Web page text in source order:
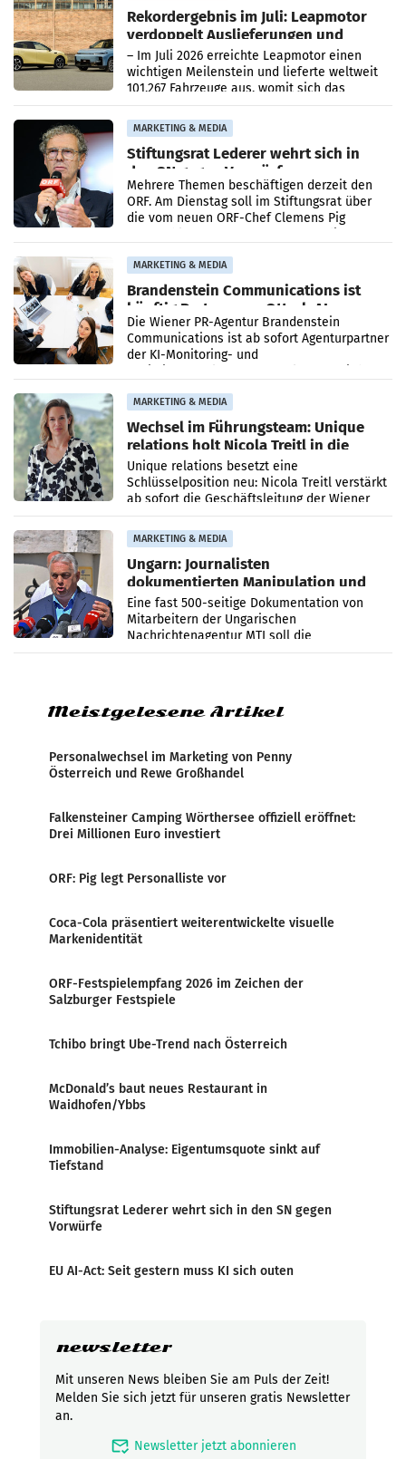
Rekordergebnis im Juli: Leapmotor
verdoppelt Auslieferungen und
überschreitet die 100.000er-Marke
– Im Juli 2026 erreichte Leapmotor einen
wichtigen Meilenstein und lieferte weltweit
101.267 Fahrzeuge aus, womit sich das
Ergebnis gegenüber Juli 2025 mehr als
verdoppelte (+102
MARKETING & MEDIA
Stiftungsrat Lederer wehrt sich in
den SN gegen Vorwürfe
Mehrere Themen beschäftigen derzeit den
ORF. Am Dienstag soll im Stiftungsrat über
die vom neuen ORF-Chef Clemens Pig
MARKETING & MEDIA
Brandenstein Communications ist
künftig Partner von OtterlyAI
Die Wiener PR-Agentur Brandenstein
Communications ist ab sofort Agenturpartner
der KI-Monitoring- und
MARKETING & MEDIA
Wechsel im Führungsteam: Unique
relations holt Nicola Treitl in die
Geschäftsleitung
Unique relations besetzt eine
Schlüsselposition neu: Nicola Treitl verstärkt
ab sofort die Geschäftsleitung der Wiener
PR-Agentur an der Seite von Josef Kalina und
Anna Kalina-Mahr.
MARKETING & MEDIA
Ungarn: Journalisten
dokumentierten Manipulation und
Zensur
Eine fast 500-seitige Dokumentation von
Mitarbeitern der Ungarischen
Nachrichtenagentur MTI soll die
systematische Nachrichten-Manipulation und
Meistgelesene Artikel
Personalwechsel im Marketing von Penny
Österreich und Rewe Großhandel
Falkensteiner Camping Wörthersee offiziell eröffnet:
Drei Millionen Euro investiert
ORF: Pig legt Personalliste vor
Coca-Cola präsentiert weiterentwickelte visuelle
Markenidentität
ORF-Festspielempfang 2026 im Zeichen der
Salzburger Festspiele
Tchibo bringt Ube-Trend nach Österreich
McDonald’s baut neues Restaurant in
Waidhofen/Ybbs
Immobilien-Analyse: Eigentumsquote sinkt auf
Tiefstand
Stiftungsrat Lederer wehrt sich in den SN gegen
Vorwürfe
EU AI-Act: Seit gestern muss KI sich outen
newsletter
Mit unseren News bleiben Sie am Puls der Zeit!
Melden Sie sich jetzt für unseren gratis Newsletter
an.
mark_email_read Newsletter jetzt abonnieren